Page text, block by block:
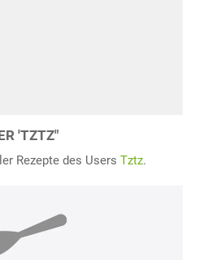
'TZTZ"
Rezepte des Users Tztz.